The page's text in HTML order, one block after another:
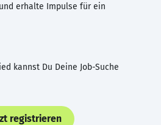
erhalte Impulse für ein
kannst Du Deine Job-Suche
registrieren